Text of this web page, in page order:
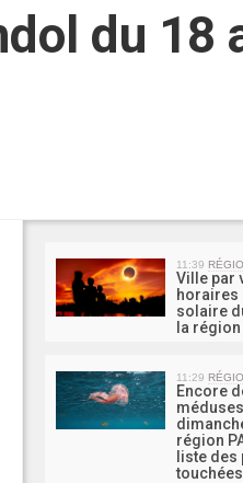
du 18
11:39
Ville par
horaires
solaire
la région
11:29
Encore
région
liste des
touchées